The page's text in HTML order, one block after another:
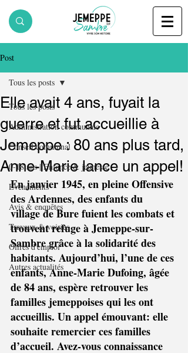
Post
Tous les posts
Administration communale
Conseil communal
0-18 ans | Enfance & jeunesse
Evènements
Avis & enquêtes
Travaux & voiries
Offres d'emploi
Autres actualités
Tous les posts
Elle avait 4 ans, fuyait la
guerre et fut accueillie à
Jemeppe : 80 ans plus tard,
Anne-Marie lance un appel!
En janvier 1945, en pleine Offensive
des Ardennes, des enfants du
village de Bure fuient les combats et
trouvent refuge à Jemeppe-sur-
Sambre grâce à la solidarité des
habitants. Aujourd’hui, l’une de ces
enfants, Anne-Marie Dufoing, âgée
de 84 ans, espère retrouver les
familles jemeppoises qui les ont
accueillis. Un appel émouvant: elle
souhaite remercier ces familles
d’accueil. Avez-vous connaissance